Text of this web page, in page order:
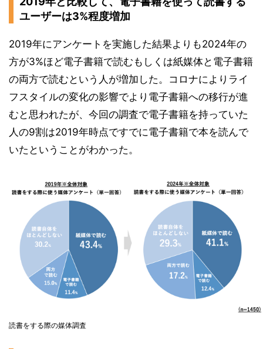
ユーザーは3%程度増加
2019年にアンケートを実施した結果よりも2024年の
方が3%ほど電子書籍で読むもしくは紙媒体と電子書籍
の両方で読むという人が増加した。コロナによりライ
フスタイルの変化の影響でより電子書籍への移行が進
むと思われたが、今回の調査で電子書籍を持っていた
人の9割は2019年時点ですでに電子書籍で本を読んで
いたということがわかった。
読書をする際の媒体調査